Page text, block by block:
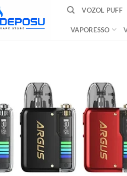
VOZOL PUFF
VAPORESSO